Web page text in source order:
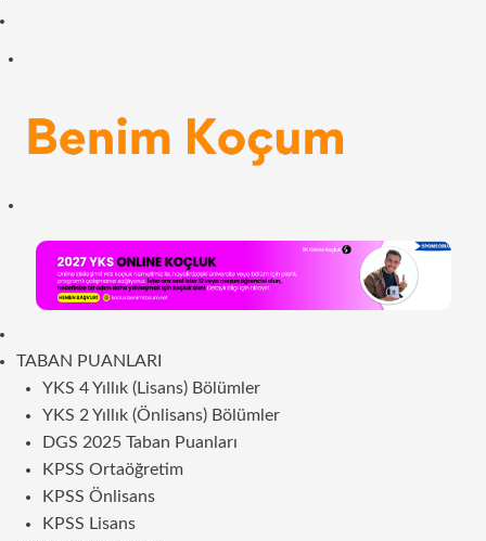
TABAN PUANLARI
YKS 4 Yıllık (Lisans) Bölümler
YKS 2 Yıllık (Önlisans) Bölümler
DGS 2025 Taban Puanları
KPSS Ortaöğretim
KPSS Önlisans
KPSS Lisans